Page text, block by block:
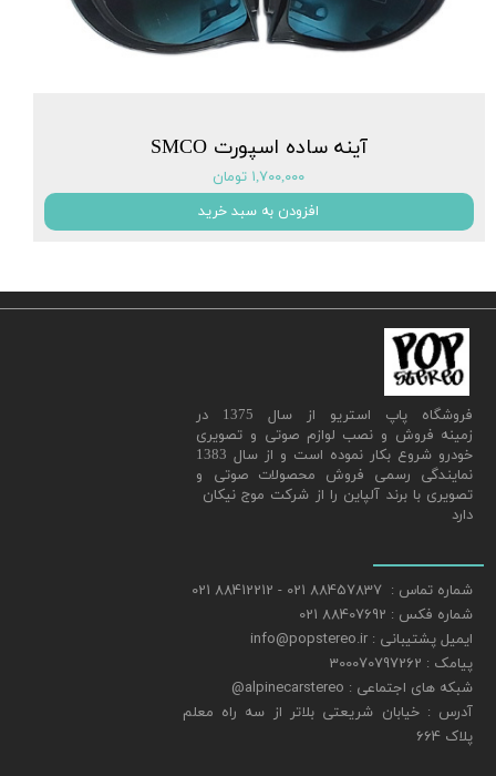
آینه ساده اسپورت SMCO
۱,۷۰۰,۰۰۰ تومان
افزودن به سبد خرید
​فروشگاه پاپ استریو از سال 1375 در
زمینه فروش و نصب لوازم صوتی و تصویری
خودرو شروع بکار نموده است و از سال 1383
نمایندگی رسمی فروش محصولات صوتی و
تصویری با برند آلپاین را از شرکت موج نیکان
دارد
شماره تماس : 88457837 021 - 88412212 021
شماره فکس : 88407692 021
ایمیل پشتیبانی : info@popstereo.ir
پیامک : 300070797262
شبکه های اجتماعی : alpinecarstereo@
​​​​​​​آدرس : خیابان شریعتی بلاتر از سه راه معلم
پلاک 664